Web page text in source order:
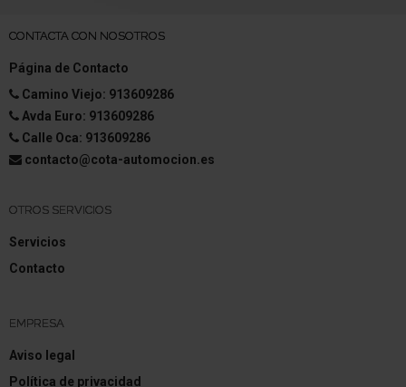
CONTACTA CON NOSOTROS
Página de Contacto
Camino Viejo: 913609286
Avda Euro: 913609286
Calle Oca: 913609286
contacto@cota-automocion.es
OTROS SERVICIOS
Servicios
Contacto
EMPRESA
Aviso legal
Política de privacidad